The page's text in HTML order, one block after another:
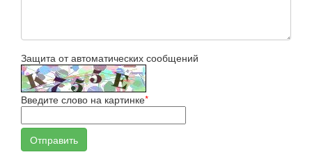
Защита от автоматических сообщений
Введите слово на картинке*